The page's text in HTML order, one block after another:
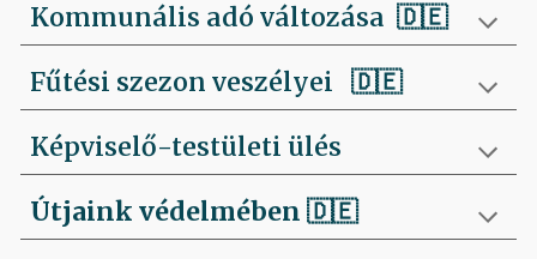
Kommunális adó változása 🇩🇪
Fűtési szezon veszélyei 🇩🇪
Képviselő-testületi ülés
Útjaink védelmében🇩🇪